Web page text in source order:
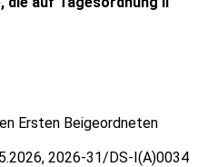
Ersten Beigeordneten
2026-31/DS-I(A)0034